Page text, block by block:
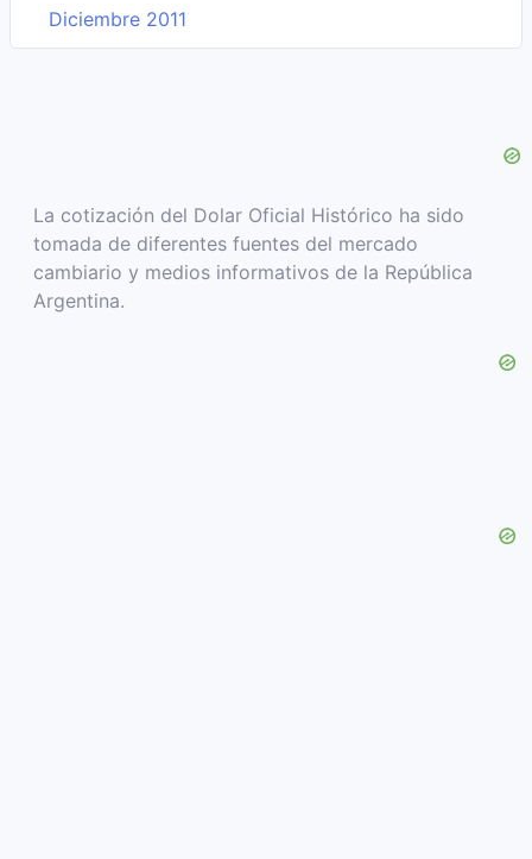
Diciembre 2011
La cotización del Dolar Oficial Histórico ha sido
tomada de diferentes fuentes del mercado
cambiario y medios informativos de la República
Argentina.